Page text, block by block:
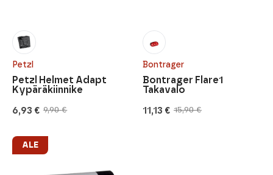
Petzl
9,90€
Alkuperäinen
9,90 €.
6,93 €
Nykyinen
6,93 €.
Petzl Helmet Adapt
Kypäräkiinnike
Bontrager
15,90€
Alkuperäinen
11,13 €
Nykyinen
Bontrager Flare1
Takavalo
ALE